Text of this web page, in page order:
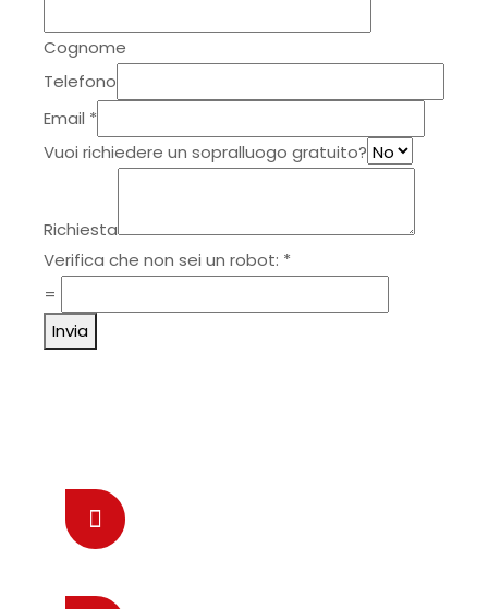
Cognome
Telefono
Email *
Vuoi richiedere un sopralluogo gratuito?
Richiesta
Verifica che non sei un robot: *
=
Invia